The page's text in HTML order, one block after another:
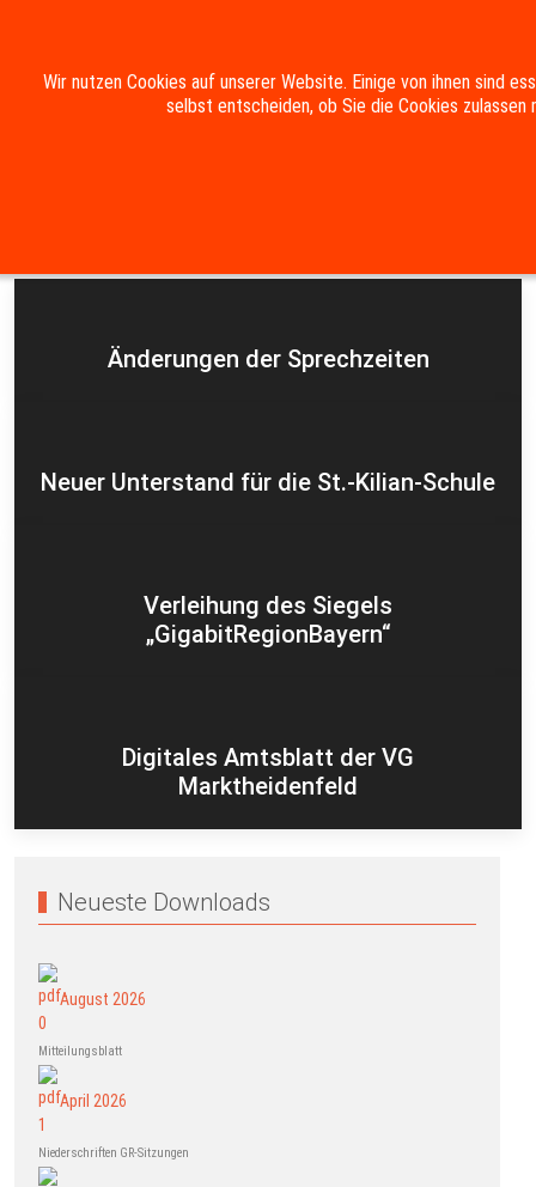
Impressum Datenschutzerklärung
Änderungen der Sprechzeiten
Neuer Unterstand für die St.-Kilian-Schule
Verleihung des Siegels
„GigabitRegionBayern“
Digitales Amtsblatt der VG
Marktheidenfeld
Neueste Downloads
August 2026
Mitteilungsblatt
April 2026
Niederschriften GR-Sitzungen
Wir nutzen Cookies auf unserer Website. Einige von ihnen sind
selbst entscheiden, ob Sie die Cookies